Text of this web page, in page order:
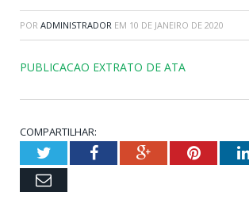
POR ADMINISTRADOR EM 10 DE JANEIRO DE 2020
PUBLICACAO EXTRATO DE ATA
COMPARTILHAR:
TwitterFacebookGoogle+
Email